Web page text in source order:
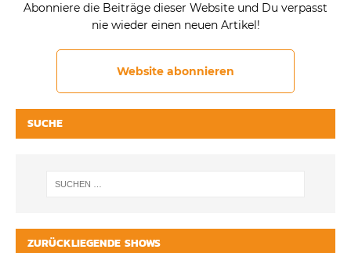
Abonniere die Beiträge dieser Website und Du verpasst
nie wieder einen neuen Artikel!
Website abonnieren
SUCHE
ZURÜCKLIEGENDE SHOWS